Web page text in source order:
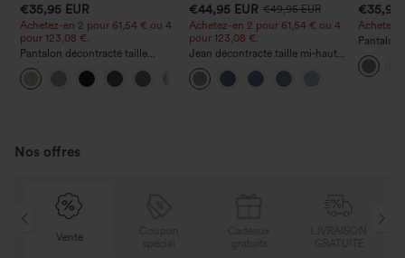
€35,95 EUR
Achetez-en 2 pour 61,54 € ou 4
pour 123,08 €.
Pantalon décontracté taille
haute à jambe droite, effet lin,
avec poches
€44,95 EUR €49,95 EUR
Achetez-en 2 pour 61,54 € ou 4
pour 123,08 €.
Jean décontracté taille mi‑haute,
à cordon de serrage, avec
poches
€35,95
Achetez-
Pantalon
poches
Nos offres
Vente